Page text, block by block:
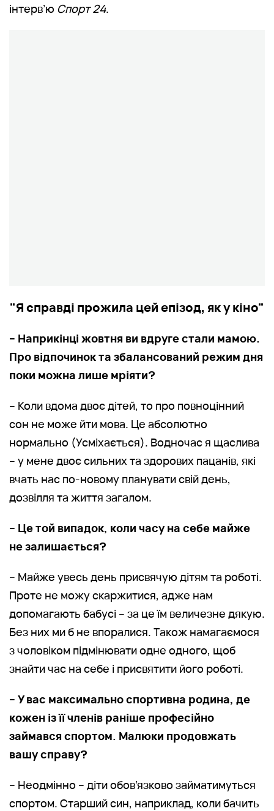
інтерв’ю Спорт 24.
"Я справді прожила цей епізод, як у кіно"
– Наприкінці жовтня ви вдруге стали мамою.
Про відпочинок та збалансований режим дня
поки можна лише мріяти?
– Коли вдома двоє дітей, то про повноцінний
сон не може йти мова. Це абсолютно
нормально (Усміхається). Водночас я щаслива
– у мене двоє сильних та здорових пацанів, які
вчать нас по-новому планувати свій день,
дозвілля та життя загалом.
– Це той випадок, коли часу на себе майже
не залишається?
– Майже увесь день присвячую дітям та роботі.
Проте не можу скаржитися, адже нам
допомагають бабусі – за це їм величезне дякую.
Без них ми б не впоралися. Також намагаємося
з чоловіком підмінювати одне одного, щоб
знайти час на себе і присвятити його роботі.
– У вас максимально спортивна родина, де
кожен із її членів раніше професійно
займався спортом. Малюки продовжать
вашу справу?
– Неодмінно – діти обов’язково займатимуться
спортом. Старший син, наприклад, коли бачить